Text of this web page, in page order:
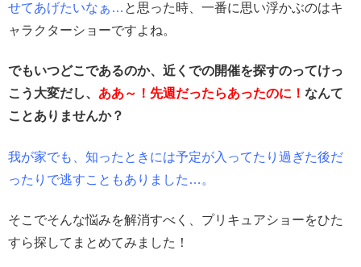
せてあげたいなぁ… と思った時、一番に思い浮かぶのはキ
ャラクターショーですよね。
でもいつどこであるのか、近くでの開催を探すのってけっ
こう大変だし、 ああ～！先週だったらあったのに！ なんて
ことありませんか？
我が家でも、知ったときには予定が入ってたり過ぎた後だ
ったりで逃すこともありました…。
そこでそんな悩みを解消すべく、プリキュアショーをひた
すら探してまとめてみました！